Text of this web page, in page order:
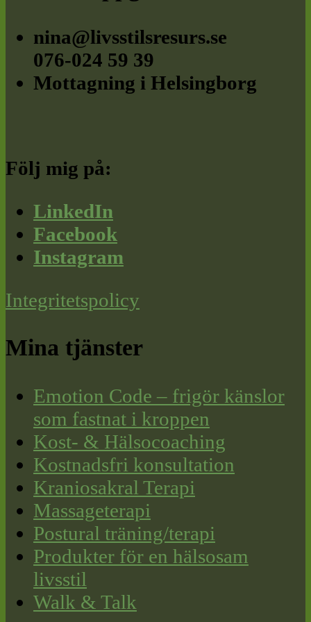
nina@livsstilsresurs.se
076-024 59 39
Mottagning i Helsingborg
Följ mig på:
LinkedIn
Facebook
Instagram
Integritetspolicy
Mina tjänster
Emotion Code – frigör känslor
som fastnat i kroppen
Kost- & Hälsocoaching
Kostnadsfri konsultation
Kraniosakral Terapi
Massageterapi
Postural träning/terapi
Produkter för en hälsosam
livsstil
Walk & Talk